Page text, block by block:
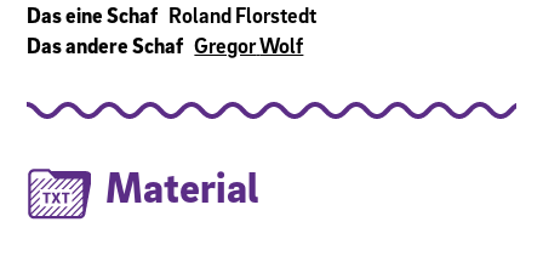
Das eine Schaf Roland Florstedt
Das andere Schaf GregorWolf
Material